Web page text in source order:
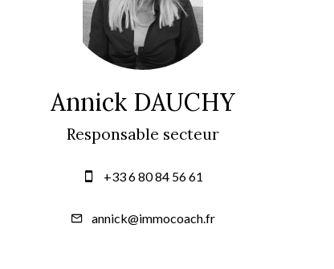
Annick DAUCHY
Responsable secteur
+33 6 80 84 56 61
annick@immocoach.fr